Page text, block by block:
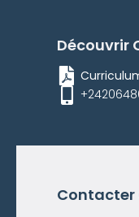
Découvrir
Contacter